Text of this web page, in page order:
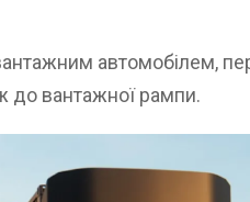
автомобілем,
до вантажної рампи.